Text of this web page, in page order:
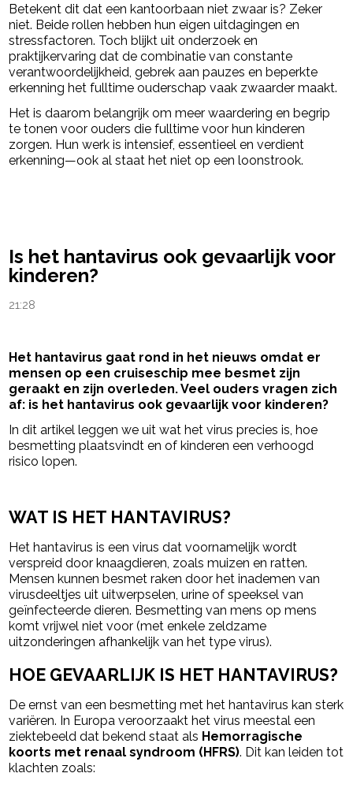
Betekent dit dat een kantoorbaan niet zwaar is? Zeker
niet. Beide rollen hebben hun eigen uitdagingen en
stressfactoren. Toch blijkt uit onderzoek en
praktijkervaring dat de combinatie van constante
verantwoordelijkheid, gebrek aan pauzes en beperkte
erkenning het fulltime ouderschap vaak zwaarder maakt.
Het is daarom belangrijk om meer waardering en begrip
te tonen voor ouders die fulltime voor hun kinderen
zorgen. Hun werk is intensief, essentieel en verdient
erkenning—ook al staat het niet op een loonstrook.
Is het hantavirus ook gevaarlijk voor
kinderen?
21:28
Het hantavirus gaat rond in het nieuws omdat er
mensen op een cruiseschip mee besmet zijn
geraakt en zijn overleden. Veel ouders vragen zich
af: is het hantavirus ook gevaarlijk voor kinderen?
In dit artikel leggen we uit wat het virus precies is, hoe
besmetting plaatsvindt en of kinderen een verhoogd
risico lopen.
WAT IS HET HANTAVIRUS?
Het hantavirus is een virus dat voornamelijk wordt
verspreid door knaagdieren, zoals muizen en ratten.
Mensen kunnen besmet raken door het inademen van
virusdeeltjes uit uitwerpselen, urine of speeksel van
geïnfecteerde dieren. Besmetting van mens op mens
komt vrijwel niet voor (met enkele zeldzame
uitzonderingen afhankelijk van het type virus).
HOE GEVAARLIJK IS HET HANTAVIRUS?
De ernst van een besmetting met het hantavirus kan sterk
variëren. In Europa veroorzaakt het virus meestal een
ziektebeeld dat bekend staat als Hemorragische
koorts met renaal syndroom (HFRS). Dit kan leiden tot
klachten zoals: